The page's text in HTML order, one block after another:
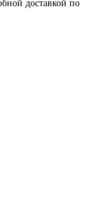
доставкой по